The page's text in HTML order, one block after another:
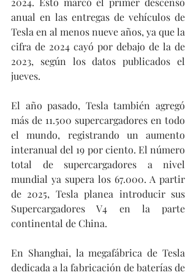
anual en las entregas de vehículos de
Tesla en al menos nueve años, ya que la
cifra de 2024 cayó por debajo de la de
2023, según los datos publicados el
jueves.
El año pasado, Tesla también agregó
más de 11.500 supercargadores en todo
el mundo, registrando un aumento
interanual del 19 por ciento. El número
total de supercargadores a nivel
mundial ya supera los 67.000. A partir
de 2025, Tesla planea introducir sus
Supercargadores V4 en la parte
continental de China.
En Shanghai, la megafábrica de Tesla
dedicada a la fabricación de baterías de